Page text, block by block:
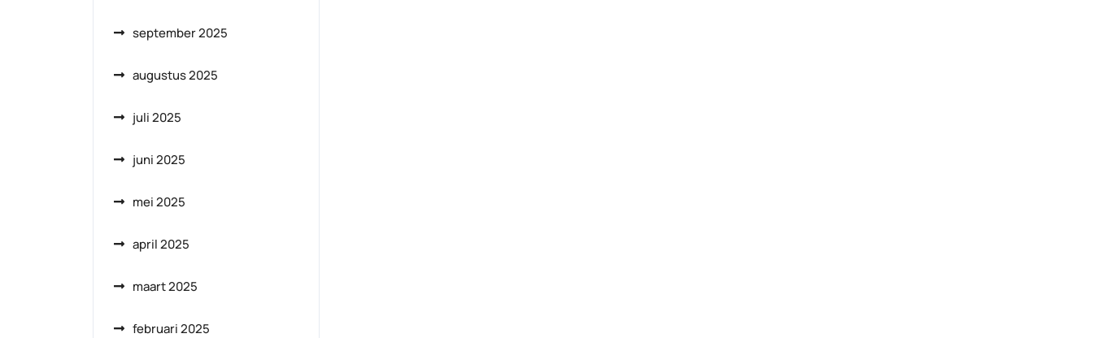
september 2025
augustus 2025
juli 2025
juni 2025
mei 2025
april 2025
maart 2025
februari 2025